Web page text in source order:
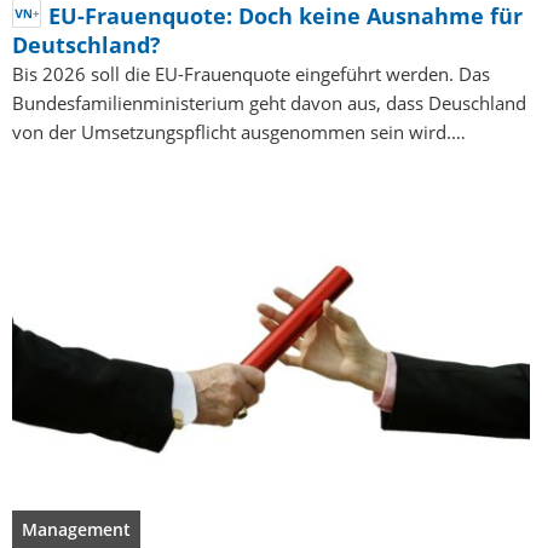
EU-Frauenquote: Doch keine Ausnahme für
Deutschland?
Bis 2026 soll die EU-Frauenquote eingeführt werden. Das
Bundesfamilienministerium geht davon aus, dass Deuschland
von der Umsetzungspflicht ausgenommen sein wird.…
Management